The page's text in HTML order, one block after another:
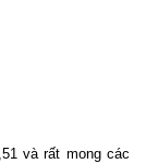
và rất mong các